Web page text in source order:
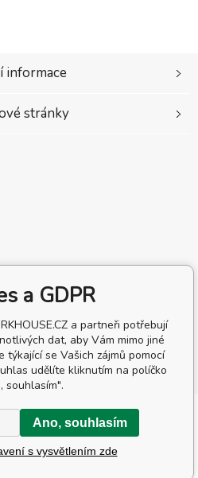
informace
stránky
Workhouse s.r.o.
vyhrazena.
BINARGON.cz-Mapa stránek
a GDPR
a partneři potřebují
dat, aby Vám mimo jiné
týkající se Vašich zájmů pomocí
udělíte kliknutím na políčko
souhlasím".
Ano, souhlasím
s vysvětlením zde